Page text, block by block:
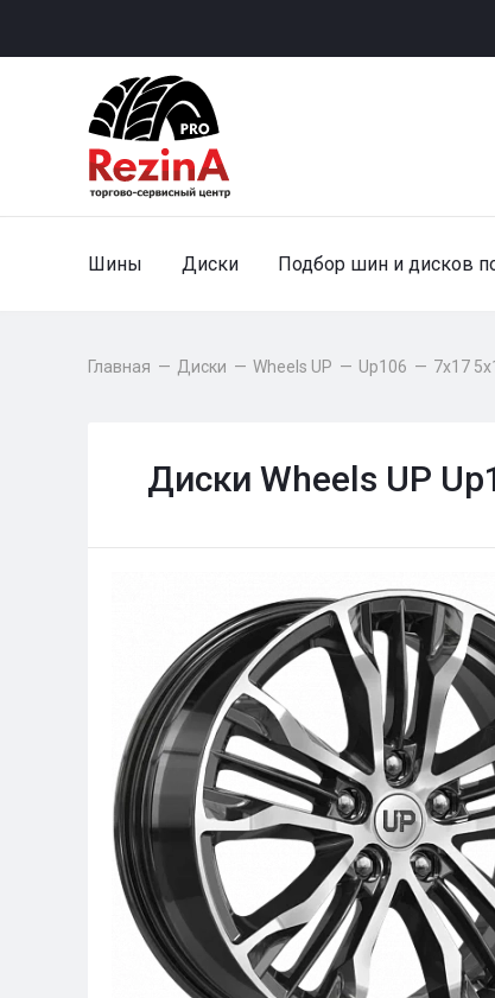
Шины Диски Подбор шин и дисков
Главная — Диски — Wheels UP — Up106 — 7x17
Диски Wheels UP